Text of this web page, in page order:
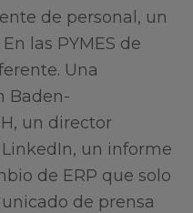
de personal, un
las PYMES de
Una
Baden-
un director
un informe
de ERP que solo
de prensa